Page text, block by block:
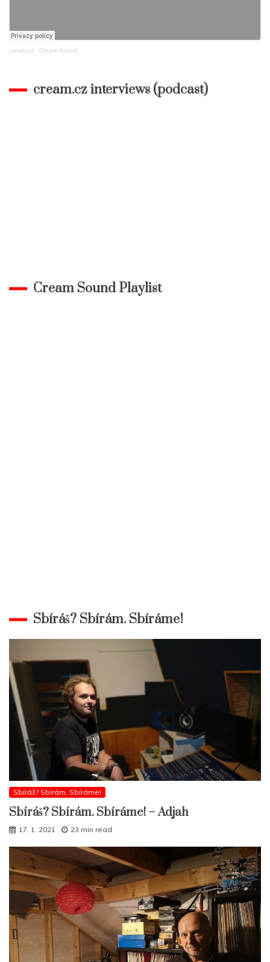
cream.cz · Cream Sound
cream.cz interviews (podcast)
Cream Sound Playlist
Sbíráš? Sbírám. Sbíráme!
Sbíráš? Sbírám. Sbíráme!
Sbíráš? Sbírám. Sbíráme! – Adjah
17. 1. 2021 23 min read